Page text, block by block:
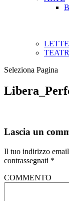
Seleziona Pagina
Lascia un
Il tuo indirizzo
contrassegnati *
COMMENTO